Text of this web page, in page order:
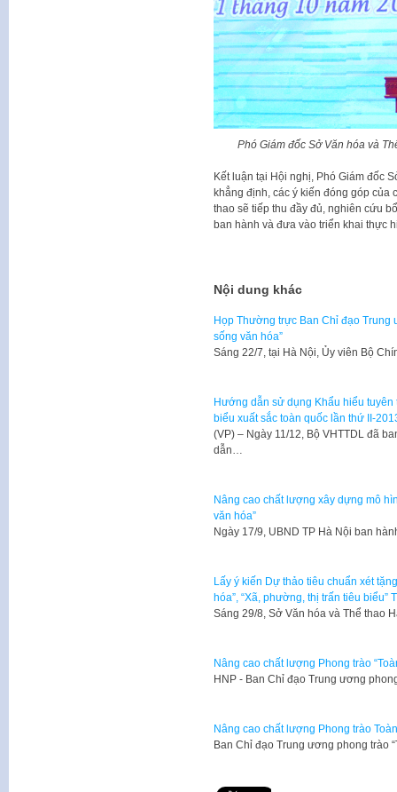
Phó Giám đốc Sở Văn hóa và
Kết luận tại Hội nghị, Phó Giám đốc
khẳng định, các ý kiến đóng góp của
thao sẽ tiếp thu đầy đủ, nghiên cứu
ban hành và đưa vào triển khai thực
Nội dung khác
Họp Thường trực Ban Chỉ đạo Trung
sống văn hóa”
​Sáng 22/7, tại Hà Nội, Ủy viên Bộ
Hướng dẫn sử dụng Khẩu hiểu
biểu xuất sắc toàn quốc lần thứ II-
​(VP) – Ngày 11/12, Bộ VHTTDL đã
dẫn…
Nâng cao chất lượng xây dựng mô
văn hóa”
Ngày 17/9, UBND TP Hà Nội ban
Lấy ý kiến Dự thảo tiêu chuẩn xét
hóa”, “Xã, phường, thị trấn tiêu biểu”
Sáng 29/8, Sở Văn hóa và Thể thao
Nâng cao chất lượng Phong trào
HNP - Ban Chỉ đạo Trung ương
Nâng cao chất lượng Phong trào
Ban Chỉ đạo Trung ương phong trào